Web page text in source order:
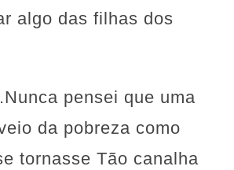
algo das filhas dos
pensei que uma
da pobreza como
tornasse Tão canalha